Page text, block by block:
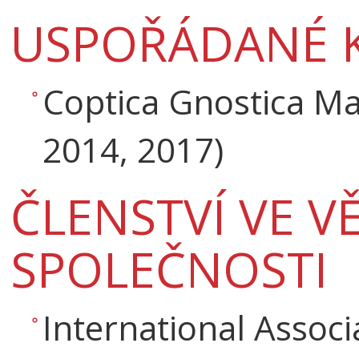
USPOŘÁDANÉ
Coptica Gnostica
2014, 2017)
ČLENSTVÍ VE
SPOLEČNOSTI
International